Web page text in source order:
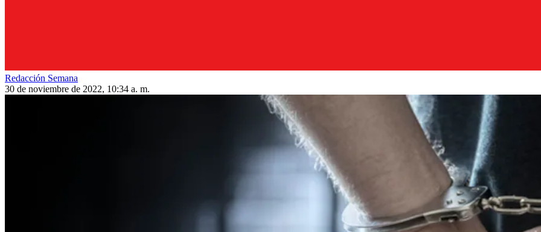
Redacción Semana
30 de noviembre de 2022, 10:34 a. m.